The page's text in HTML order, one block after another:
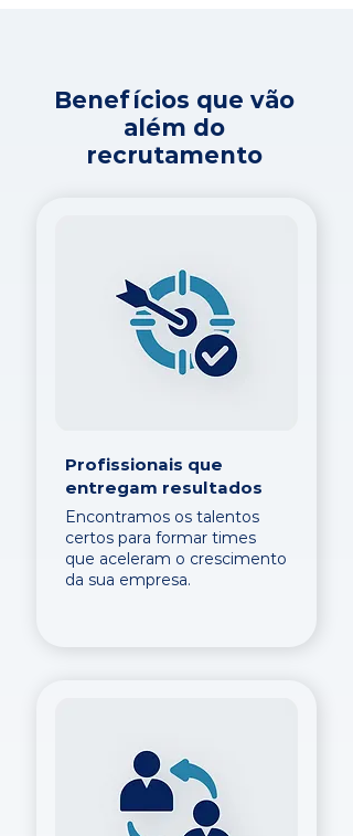
Benefícios que vão
além do
recrutamento
Profissionais que
entregam resultados
Encontramos os talentos
certos para formar times
que aceleram o crescimento
da sua empresa.